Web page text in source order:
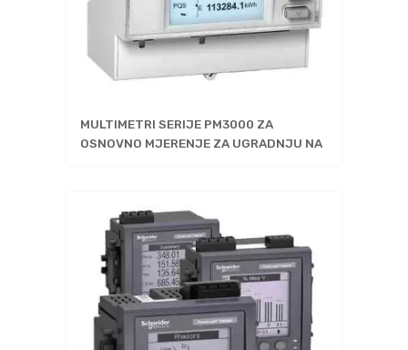
MULTIMETRI SERIJE PM3000 ZA
OSNOVNO MJERENJE ZA UGRADNJU NA